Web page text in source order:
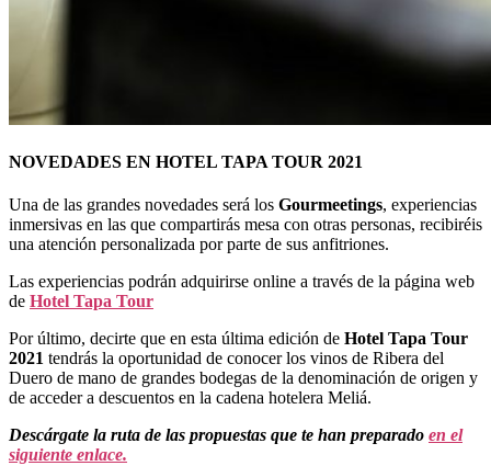
NOVEDADES EN HOTEL TAPA TOUR 2021
Una de las grandes novedades será los Gourmeetings, experiencias
inmersivas en las que compartirás mesa con otras personas, recibiréis
una atención personalizada por parte de sus anfitriones.
Las experiencias podrán adquirirse online a través de la página web
de Hotel Tapa Tour
Por último, decirte que en esta última edición de Hotel Tapa Tour
2021 tendrás la oportunidad de conocer los vinos de Ribera del
Duero de mano de grandes bodegas de la denominación de origen y
de acceder a descuentos en la cadena hotelera Meliá.
Descárgate la ruta de las propuestas que te han preparado en el
siguiente enlace.